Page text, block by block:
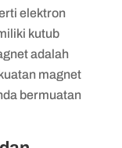
elektron
kutub
adalah
magnet
bermuatan